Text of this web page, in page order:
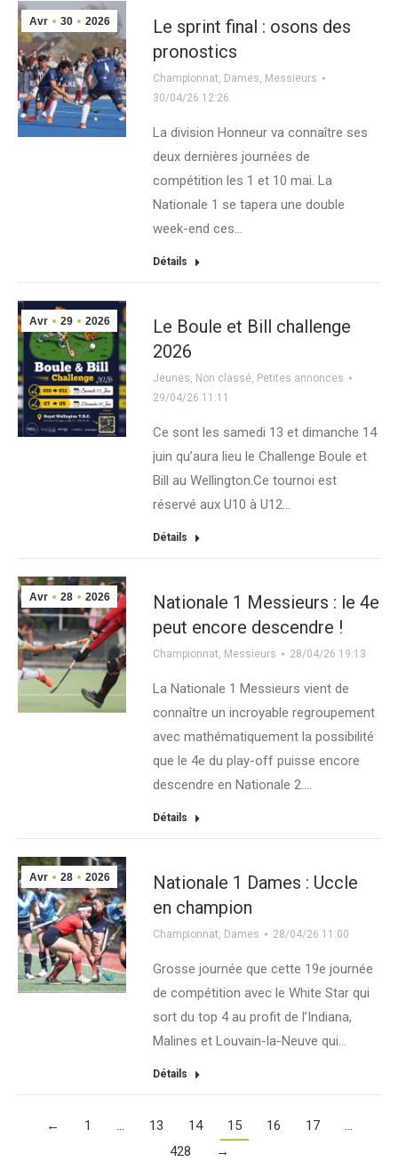
Avr 30 2026
Le sprint final : osons des
pronostics
Championnat, Dames, Messieurs
30/04/26 12:26
La division Honneur va connaître ses
deux dernières journées de
compétition les 1 et 10 mai. La
Nationale 1 se tapera une double
week-end ces…
Détails
Avr 29 2026
Le Boule et Bill challenge
2026
Jeunes, Non classé, Petites annonces
29/04/26 11:11
Ce sont les samedi 13 et dimanche 14
juin qu’aura lieu le Challenge Boule et
Bill au Wellington.Ce tournoi est
réservé aux U10 à U12…
Détails
Avr 28 2026
Nationale 1 Messieurs : le 4e
peut encore descendre !
Championnat, Messieurs 28/04/26 19:13
La Nationale 1 Messieurs vient de
connaître un incroyable regroupement
avec mathématiquement la possibilité
que le 4e du play-off puisse encore
descendre en Nationale 2.…
Détails
Avr 28 2026
Nationale 1 Dames : Uccle
en champion
Championnat, Dames 28/04/26 11:00
Grosse journée que cette 19e journée
de compétition avec le White Star qui
sort du top 4 au profit de l’Indiana,
Malines et Louvain-la-Neuve qui…
Détails
← 1 … 13 14 15 16 17
…
428
→